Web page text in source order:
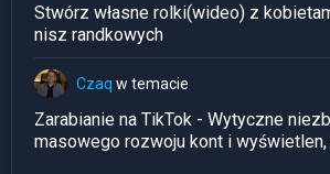
Stwórz własne rolki(wideo) z
nisz randkowych
Czaq w temacie
Zarabianie na TikTok - Wytyczne
masowego rozwoju kont i